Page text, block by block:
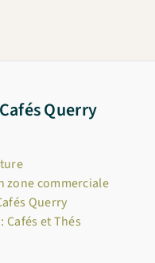
Querry
zone commerciale
Querry
Cafés et Thés